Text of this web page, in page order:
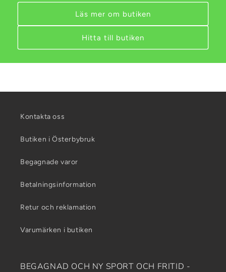
Läs mer om butiken
Hitta till butiken
Kontakta oss
Butiken i Österbybruk
Begagnade varor
Betalningsinformation
Retur och reklamation
Varumärken i butiken
BEGAGNAD OCH NY SPORT OCH FRITID -